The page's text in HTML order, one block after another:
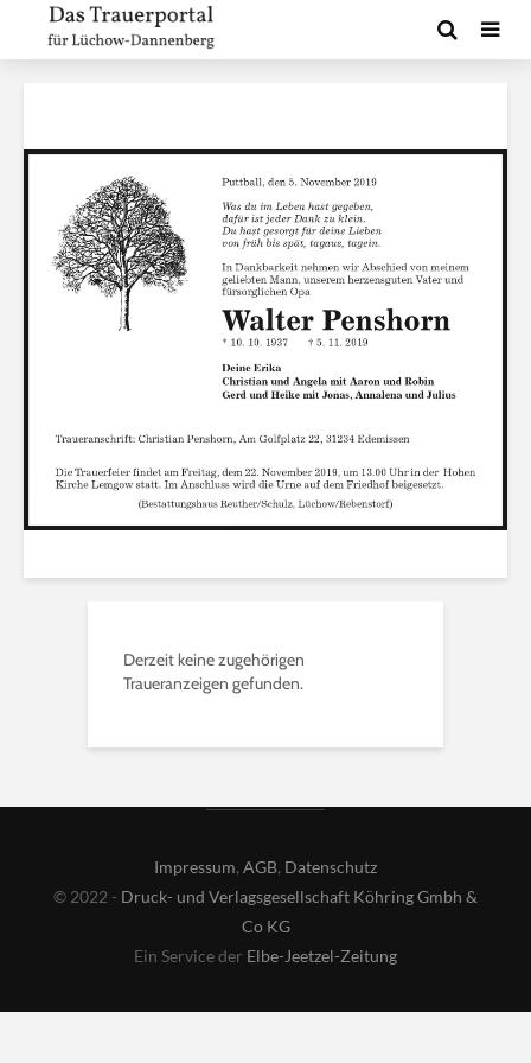
Derzeit keine zugehörigen
Traueranzeigen gefunden.
Impressum, AGB, Datenschutz
© 2022 - Druck- und Verlagsgesellschaft Köhring Gmbh &
Co KG
Ein Service der Elbe-Jeetzel-Zeitung